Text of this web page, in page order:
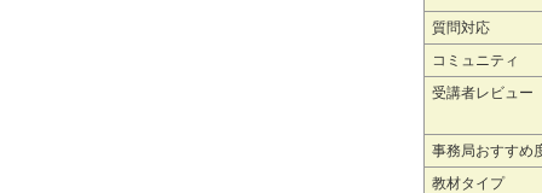
質問対応
コミュニティ
受講者レビュー
事務局おすすめ
教材タイプ